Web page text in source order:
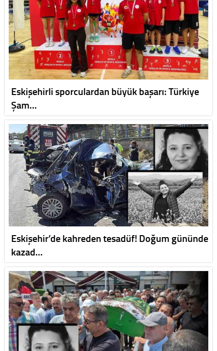
Eskişehirli sporculardan büyük başarı: Türkiye
Şam…
Eskişehir’de kahreden tesadüf! Doğum gününde
kazad…